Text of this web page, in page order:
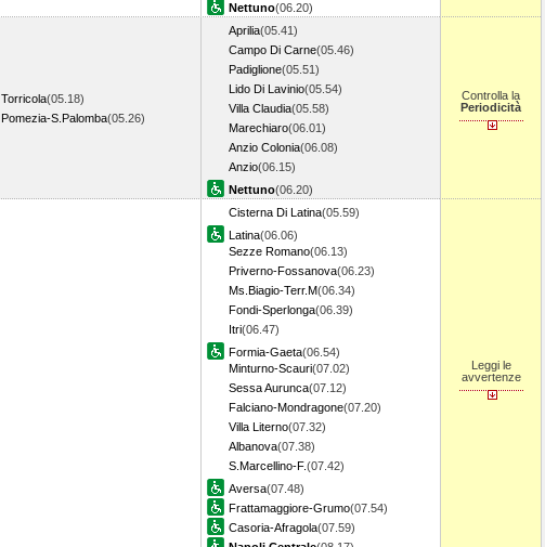
Nettuno(06.20)
Torricola(05.18)
Pomezia-S.Palomba(05.26)
Aprilia(05.41)
Campo Di Carne(05.46)
Padiglione(05.51)
Lido Di Lavinio(05.54)
Villa Claudia(05.58)
Marechiaro(06.01)
Anzio Colonia(06.08)
Anzio(06.15)
Nettuno(06.20)
Controlla la
Periodicità
Cisterna Di Latina(05.59)
Latina(06.06)
Sezze Romano(06.13)
Priverno-Fossanova(06.23)
Ms.Biagio-Terr.M(06.34)
Fondi-Sperlonga(06.39)
Itri(06.47)
Formia-Gaeta(06.54)
Minturno-Scauri(07.02)
Sessa Aurunca(07.12)
Falciano-Mondragone(07.20)
Villa Literno(07.32)
Albanova(07.38)
S.Marcellino-F.(07.42)
Aversa(07.48)
Frattamaggiore-Grumo(07.54)
Casoria-Afragola(07.59)
Leggi le
avvertenze